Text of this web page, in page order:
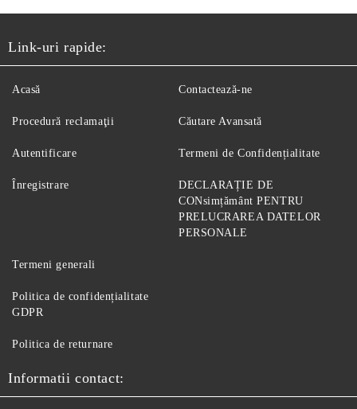
Link-uri rapide:
Acasă
Procedură reclamaţii
Autentificare
Înregistrare
Contactează-ne
Căutare Avansată
Termeni de Confidențialitate
DECLARAȚIE DE
CONsimțământ PENTRU
PRELUCRAREA DATELOR
PERSONALE
Termeni generali
Politica de confidențialitate
GDPR
Politica de returnare
Informatii contact: